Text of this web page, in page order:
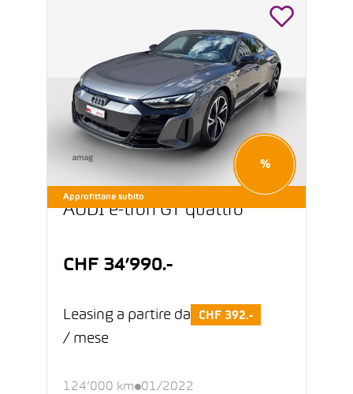
Approfittane subito
%
AUDI e-tron GT quattro
CHF 34’990.-
Leasing a partire da CHF 392.-
/ mese
124’000 km 01/2022